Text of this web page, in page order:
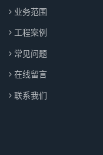
业务范围
工程案例
常见问题
在线留言
联系我们